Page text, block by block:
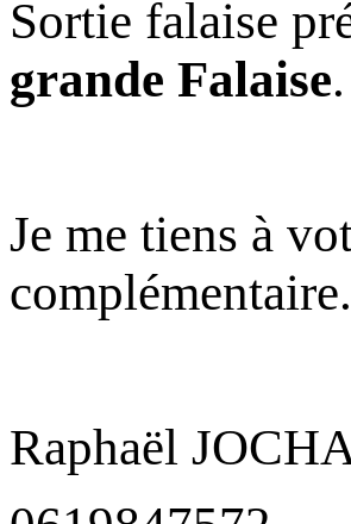
Sortie falaise
grande Falaise
Je me tiens à
complémentaire.
Raphaël